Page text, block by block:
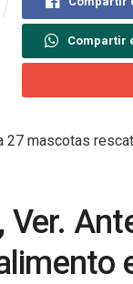
Compartir
27 mascotas
Ver.